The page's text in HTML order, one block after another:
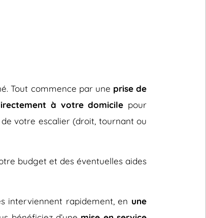
Tout commence par une prise de
à votre domicile pour
votre escalier (droit, tournant ou
budget et des éventuelles aides
interviennent rapidement, en une